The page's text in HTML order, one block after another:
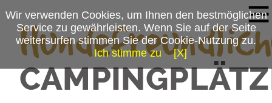
Wir verwenden Cookies, um Ihnen den bestmöglichen
Service zu gewährleisten. Wenn Sie auf der Seite
weitersurfen stimmen Sie der Cookie-Nutzung zu.
Ich stimme zu
[X]